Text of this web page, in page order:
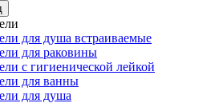
для душа встраиваемые
для раковины
с гигиенической лейкой
для ванны
для душа